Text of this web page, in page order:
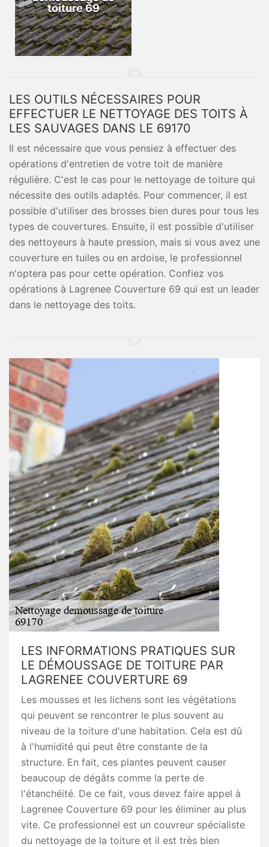
toiture 69
LES OUTILS NÉCESSAIRES POUR
EFFECTUER LE NETTOYAGE DES TOITS À
LES SAUVAGES DANS LE 69170
Il est nécessaire que vous pensiez à effectuer des
opérations d'entretien de votre toit de manière
régulière. C'est le cas pour le nettoyage de toiture qui
nécessite des outils adaptés. Pour commencer, il est
possible d'utiliser des brosses bien dures pour tous les
types de couvertures. Ensuite, il est possible d'utiliser
des nettoyeurs à haute pression, mais si vous avez une
couverture en tuiles ou en ardoise, le professionnel
n'optera pas pour cette opération. Confiez vos
opérations à Lagrenee Couverture 69 qui est un leader
dans le nettoyage des toits.
LES INFORMATIONS PRATIQUES SUR
LE DÉMOUSSAGE DE TOITURE PAR
LAGRENEE COUVERTURE 69
Les mousses et les lichens sont les végétations
qui peuvent se rencontrer le plus souvent au
niveau de la toiture d'une habitation. Cela est dû
à l'humidité qui peut être constante de la
structure. En fait, ces plantes peuvent causer
beaucoup de dégâts comme la perte de
l'étanchéité. De ce fait, vous devez faire appel à
Lagrenee Couverture 69 pour les éliminer au plus
vite. Ce professionnel est un couvreur spécialiste
du nettoyage de la toiture et il est très bien